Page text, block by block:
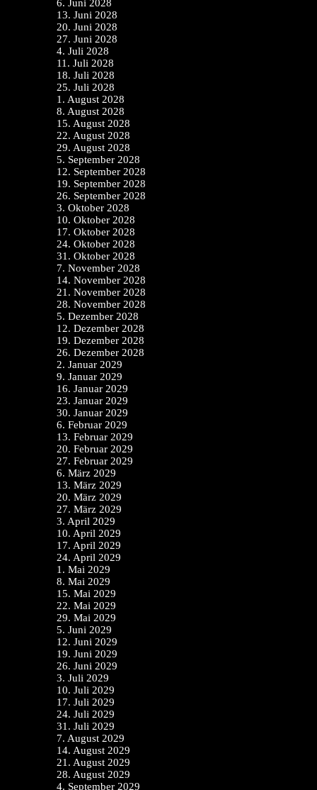
6. Juni 2028
13. Juni 2028
20. Juni 2028
27. Juni 2028
4. Juli 2028
11. Juli 2028
18. Juli 2028
25. Juli 2028
1. August 2028
8. August 2028
15. August 2028
22. August 2028
29. August 2028
5. September 2028
12. September 2028
19. September 2028
26. September 2028
3. Oktober 2028
10. Oktober 2028
17. Oktober 2028
24. Oktober 2028
31. Oktober 2028
7. November 2028
14. November 2028
21. November 2028
28. November 2028
5. Dezember 2028
12. Dezember 2028
19. Dezember 2028
26. Dezember 2028
2. Januar 2029
9. Januar 2029
16. Januar 2029
23. Januar 2029
30. Januar 2029
6. Februar 2029
13. Februar 2029
20. Februar 2029
27. Februar 2029
6. März 2029
13. März 2029
20. März 2029
27. März 2029
3. April 2029
10. April 2029
17. April 2029
24. April 2029
1. Mai 2029
8. Mai 2029
15. Mai 2029
22. Mai 2029
29. Mai 2029
5. Juni 2029
12. Juni 2029
19. Juni 2029
26. Juni 2029
3. Juli 2029
10. Juli 2029
17. Juli 2029
24. Juli 2029
31. Juli 2029
7. August 2029
14. August 2029
21. August 2029
28. August 2029
4. September 2029